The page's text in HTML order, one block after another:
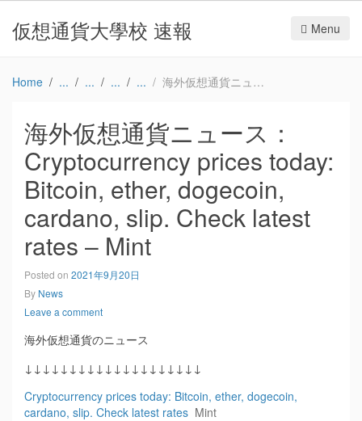
仮想通貨大學校 速報 Menu
Home 海外仮想通貨ニュース：Cryptocurrency prices today: Bitcoin, ether, dogecoin, cardano, slip. Check latest rates – Mint
海外仮想通貨ニュース：
Cryptocurrency prices today:
Bitcoin, ether, dogecoin,
cardano, slip. Check latest
rates – Mint
Posted on 2021年9月20日
By News
Leave a comment
海外仮想通貨のニュース
↓↓↓↓↓↓↓↓↓↓↓↓↓↓↓↓↓↓↓↓
Cryptocurrency prices today: Bitcoin, ether, dogecoin,
cardano, slip. Check latest rates Mint